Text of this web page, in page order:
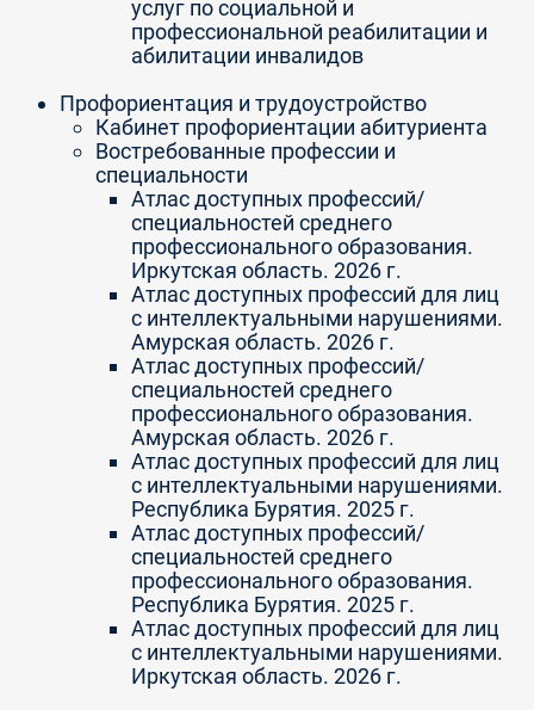
услуг по социальной и
профессиональной реабилитации и
абилитации инвалидов
Профориентация и трудоустройство
Кабинет профориентации абитуриента
Востребованные профессии и
специальности
Атлас доступных профессий/
специальностей среднего
профессионального образования.
Иркутская область. 2026 г.
Атлас доступных профессий для лиц
с интеллектуальными нарушениями.
Амурская область. 2026 г.
Атлас доступных профессий/
специальностей среднего
профессионального образования.
Амурская область. 2026 г.
Атлас доступных профессий для лиц
с интеллектуальными нарушениями.
Республика Бурятия. 2025 г.
Атлас доступных профессий/
специальностей среднего
профессионального образования.
Республика Бурятия. 2025 г.
Атлас доступных профессий для лиц
с интеллектуальными нарушениями.
Иркутская область. 2026 г.